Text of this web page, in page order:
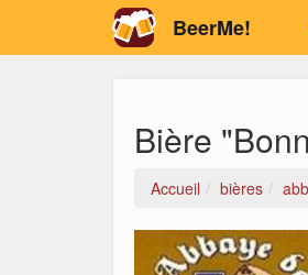
BeerMe!
Bière
Accueil bières